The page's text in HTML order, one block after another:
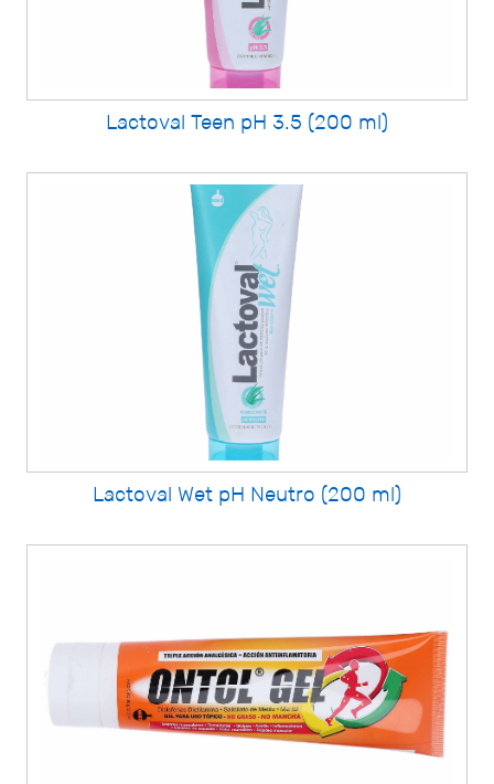
Lactoval Teen pH 3.5 (200 ml)
Lactoval Wet pH Neutro (200 ml)